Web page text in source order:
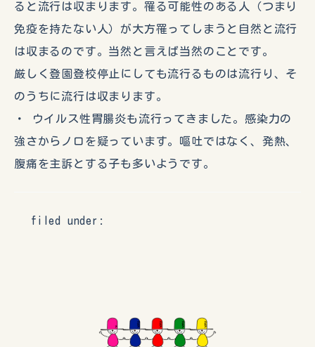
ると流行は収まります。罹る可能性のある人（つまり
免疫を持たない人）が大方罹ってしまうと自然と流行
は収まるのです。当然と言えば当然のことです。
厳しく登園登校停止にしても流行るものは流行り、そ
のうちに流行は収まります。
・ ウイルス性胃腸炎も流行ってきました。感染力の
強さからノロを疑っています。嘔吐ではなく、発熱、
腹痛を主訴とする子も多いようです。
filed under: